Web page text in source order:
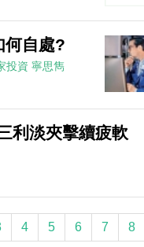
何自處?
投資 寧思雋
利淡夾擊續疲軟
4 5 6 7 8